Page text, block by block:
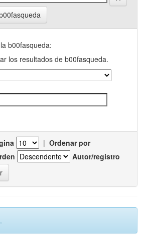
b00fasqueda:
los resultados de b00fasqueda.
| Ordenar por
Autor/registro